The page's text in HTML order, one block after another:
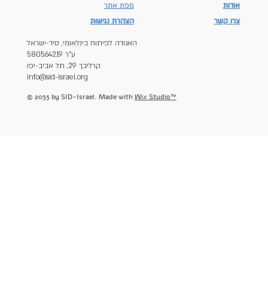
אודות
מפת אתר
צרו קשר
הצהרת נגישות
האגודה לפיתוח בינלאומי, סיד-ישראל
ע"ר 580564219
קרליבך 29, תל אביב-יפו
info@sid-israel.org
© 2035 by SID-Israel. Made with Wix Studio™